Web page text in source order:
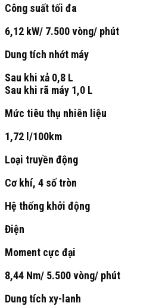
Công suất tối đa
6,12 kW/ 7.500 vòng/ phút
Dung tích nhớt máy
Sau khi xả 0,8 L
Sau khi rã máy 1,0 L
Mức tiêu thụ nhiên liệu
1,72 l/100km
Loại truyền động
Cơ khí, 4 số tròn
Hệ thống khởi động
Điện
Moment cực đại
8,44 Nm/ 5.500 vòng/ phút
Dung tích xy-lanh